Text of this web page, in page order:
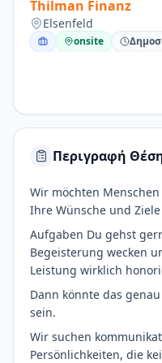
Thilman Finanz
Elsenfeld
onsite
Περιγραφή
Wir möchten
Ihre Wünsche und
Aufgaben Du gehst
Begeisterung wecken
Leistung wirklich
Dann könnte das
sein.
Wir suchen
Persönlichkeiten, die